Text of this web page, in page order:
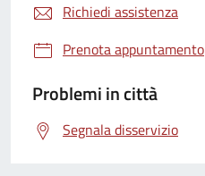
Richiedi assistenza
Prenota appuntamento
Problemi in città
Segnala disservizio